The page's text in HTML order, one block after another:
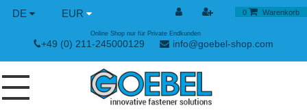
DE EUR 0 Warenkorb
+49 (0) 211-245000129 info@goebel-shop.com
Online Shop nur für Private Endkunden